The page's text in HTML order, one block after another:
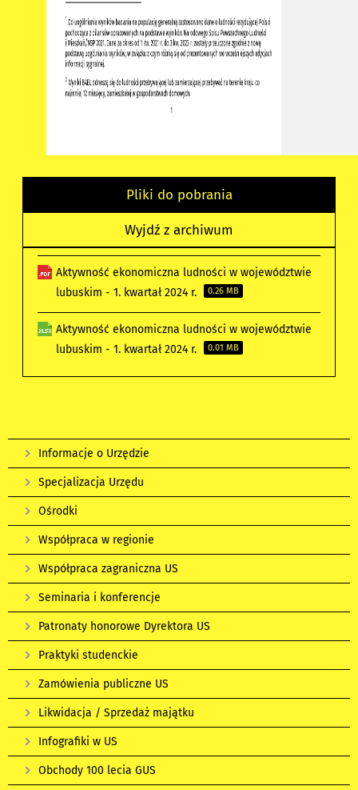
Pliki do pobrania
Wyjdź z archiwum
Aktywność ekonomiczna ludności w województwie
lubuskim - 1. kwartał 2024 r.
0.26 MB
Aktywność ekonomiczna ludności w województwie
lubuskim - 1. kwartał 2024 r.
0.01 MB
Informacje o Urzędzie
Specjalizacja Urzędu
Ośrodki
Współpraca w regionie
Współpraca zagraniczna US
Seminaria i konferencje
Patronaty honorowe Dyrektora US
Praktyki studenckie
Zamówienia publiczne US
Likwidacja / Sprzedaż majątku
Infografiki w US
Obchody 100 lecia GUS